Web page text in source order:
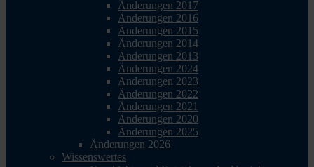
Änderungen 2017
Änderungen 2016
Änderungen 2015
Änderungen 2014
Änderungen 2013
Änderungen 2024
Änderungen 2023
Änderungen 2022
Änderungen 2021
Änderungen 2020
Änderungen 2025
Änderungen 2026
Wissenswertes